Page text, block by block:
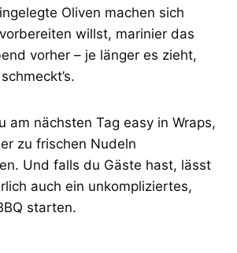
Oliven machen sich
willst, marinier das
vorher – je länger es zieht,
am nächsten Tag easy in Wraps,
zu frischen Nudeln
Und falls du Gäste hast, lässt
auch ein unkompliziertes,
starten.